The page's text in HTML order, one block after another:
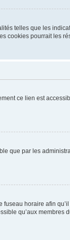
telles que les
cookies pourrait les
ce lien est
que par les
fuseau horaire afin
qu’aux membres